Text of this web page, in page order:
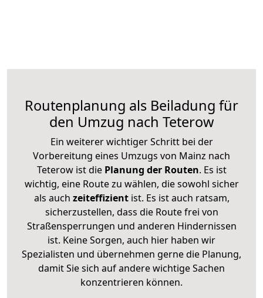
Routenplanung als Beiladung für
den Umzug nach Teterow
Ein weiterer wichtiger Schritt bei der
Vorbereitung eines Umzugs von Mainz nach
Teterow ist diePlanung der Routen. Es ist
wichtig, eine Route zu wählen, die sowohl sicher
als auch zeiteffizientist. Es ist auch ratsam,
sicherzustellen, dass die Route frei von
Straßensperrungen und anderen Hindernissen
ist. Keine Sorgen, auch hier haben wir
Spezialisten und übernehmen gerne die Planung,
damit Sie sich auf andere wichtige Sachen
konzentrieren können.